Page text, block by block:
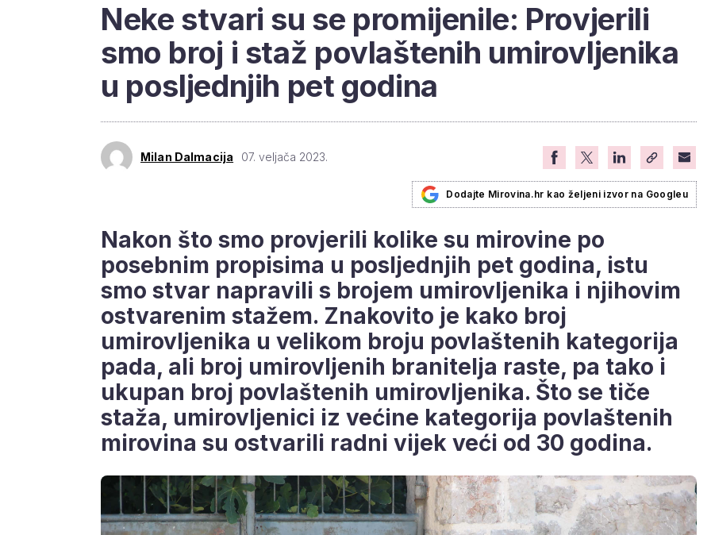
Neke stvari su se promijenile: Provjerili
smo broj i staž povlaštenih umirovljenika
u posljednjih pet godina
Milan Dalmacija 07. veljača 2023.
Dodajte Mirovina.hr kao željeni izvor na Googleu
Nakon što smo provjerili kolike su mirovine po
posebnim propisima u posljednjih pet godina, istu
smo stvar napravili s brojem umirovljenika i njihovim
ostvarenim stažem. Znakovito je kako broj
umirovljenika u velikom broju povlaštenih kategorija
pada, ali broj umirovljenih branitelja raste, pa tako i
ukupan broj povlaštenih umirovljenika. Što se tiče
staža, umirovljenici iz većine kategorija povlaštenih
mirovina su ostvarili radni vijek veći od 30 godina.